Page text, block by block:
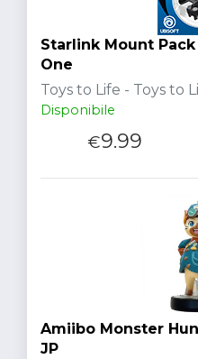
Starlink Mount
One
Toys to Life - Toys to
Disponibile
€9.99
Amiibo Monster
JP